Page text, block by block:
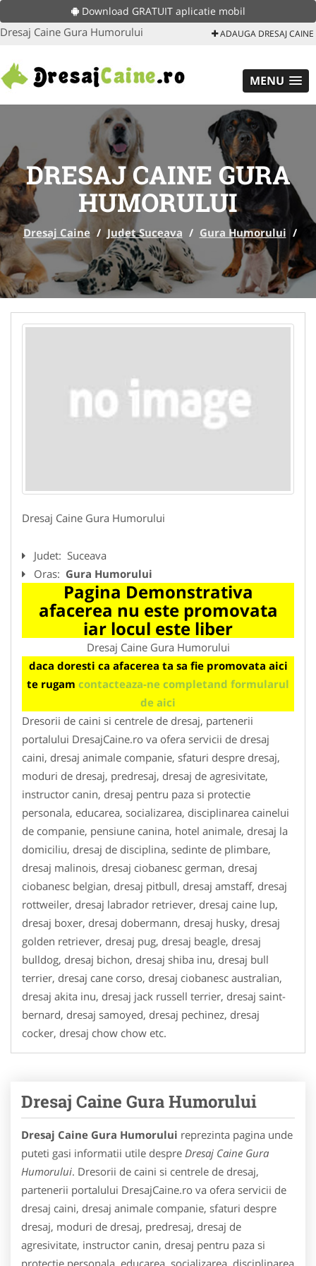
Download GRATUIT aplicatie mobil
Dresaj Caine Gura Humorului ADAUGA DRESAJ CAINE
MENU
DRESAJ CAINE GURA
HUMORULUI
Dresaj Caine / Judet Suceava / Gura Humorului /
Dresaj Caine Gura Humorului
Judet: Suceava
Oras: Gura Humorului
Pagina Demonstrativa
afacerea nu este promovata
iar locul este liber
Dresaj Caine Gura Humorului
daca doresti ca afacerea ta sa fie promovata aici
te rugam contacteaza-ne completand formularul
de aici
Dresorii de caini si centrele de dresaj, partenerii
portalului DresajCaine.ro va ofera servicii de dresaj
caini, dresaj animale companie, sfaturi despre dresaj,
moduri de dresaj, predresaj, dresaj de agresivitate,
instructor canin, dresaj pentru paza si protectie
personala, educarea, socializarea, disciplinarea cainelui
de companie, pensiune canina, hotel animale, dresaj la
domiciliu, dresaj de disciplina, sedinte de plimbare,
dresaj malinois, dresaj ciobanesc german, dresaj
ciobanesc belgian, dresaj pitbull, dresaj amstaff, dresaj
rottweiler, dresaj labrador retriever, dresaj caine lup,
dresaj boxer, dresaj dobermann, dresaj husky, dresaj
golden retriever, dresaj pug, dresaj beagle, dresaj
bulldog, dresaj bichon, dresaj shiba inu, dresaj bull
terrier, dresaj cane corso, dresaj ciobanesc australian,
dresaj akita inu, dresaj jack russell terrier, dresaj saint-
bernard, dresaj samoyed, dresaj pechinez, dresaj
cocker, dresaj chow chow etc.
Dresaj Caine Gura Humorului
Dresaj Caine Gura Humorului reprezinta pagina unde
puteti gasi informatii utile despre Dresaj Caine Gura
Humorului. Dresorii de caini si centrele de dresaj,
partenerii portalului DresajCaine.ro va ofera servicii de
dresaj caini, dresaj animale companie, sfaturi despre
dresaj, moduri de dresaj, predresaj, dresaj de
agresivitate, instructor canin, dresaj pentru paza si
protectie personala, educarea, socializarea, disciplinarea